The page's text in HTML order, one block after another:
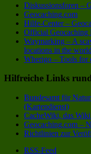
Diskussionsforen –
Geocaching.com
Hilfe-Center –
Official Geocaching
Waymarking – A
locations in the world
Wherigo – Tools for
Hilfreiche Links
Bundesamt für
(Kartendienst)
CacheWiki, das
Geocaching.com –
Richtlinien zur
RSS-Feed